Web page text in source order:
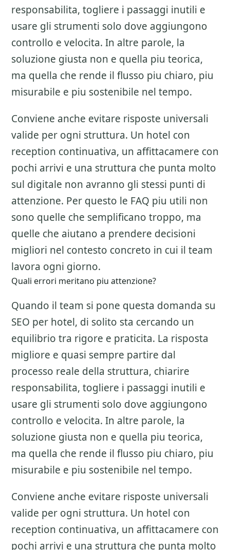
responsabilita, togliere i passaggi inutili e
usare gli strumenti solo dove aggiungono
controllo e velocita. In altre parole, la
soluzione giusta non e quella piu teorica,
ma quella che rende il flusso piu chiaro, piu
misurabile e piu sostenibile nel tempo.
Conviene anche evitare risposte universali
valide per ogni struttura. Un hotel con
reception continuativa, un affittacamere con
pochi arrivi e una struttura che punta molto
sul digitale non avranno gli stessi punti di
attenzione. Per questo le FAQ piu utili non
sono quelle che semplificano troppo, ma
quelle che aiutano a prendere decisioni
migliori nel contesto concreto in cui il team
lavora ogni giorno.
Quali errori meritano piu attenzione?
Quando il team si pone questa domanda su
SEO per hotel, di solito sta cercando un
equilibrio tra rigore e praticita. La risposta
migliore e quasi sempre partire dal
processo reale della struttura, chiarire
responsabilita, togliere i passaggi inutili e
usare gli strumenti solo dove aggiungono
controllo e velocita. In altre parole, la
soluzione giusta non e quella piu teorica,
ma quella che rende il flusso piu chiaro, piu
misurabile e piu sostenibile nel tempo.
Conviene anche evitare risposte universali
valide per ogni struttura. Un hotel con
reception continuativa, un affittacamere con
pochi arrivi e una struttura che punta molto